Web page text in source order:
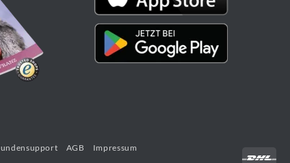
AGB Impressum